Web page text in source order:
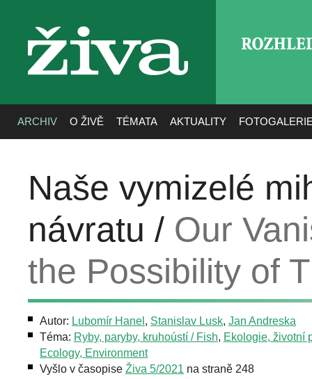
živa
ARCHIV O ŽIVĚ TÉMATA AKTUALITY
Naše vymizelé
návratu / Our
the Possibility of
Autor: Lubomír Hanel , Stanislav Lusk, Jan Andreska
Téma: Ryby, paryby, kruhoústí / Fish, Ekologie, životní
Ecology, Environment
Vyšlo v časopise Živa 5/2021 na straně 248